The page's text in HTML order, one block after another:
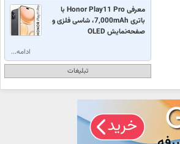
معرفی Honor Play11 Pro با
باتری 7,000mAh، شاسی فلزی و
صفحه‌نمایش OLED
ادامه...
تبلیغات